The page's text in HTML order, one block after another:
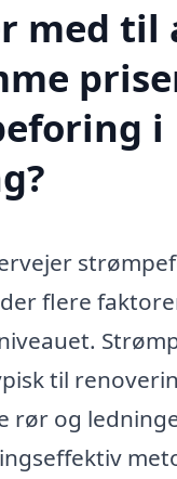
med til
i
flere
til
rør og